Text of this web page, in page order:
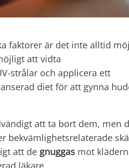
faktorer är det inte alltid
att vidta
strålar och applicera ett
diet för att gynna
att ta bort dem, men
bekvämlighetsrelaterade
att de gnuggas mot